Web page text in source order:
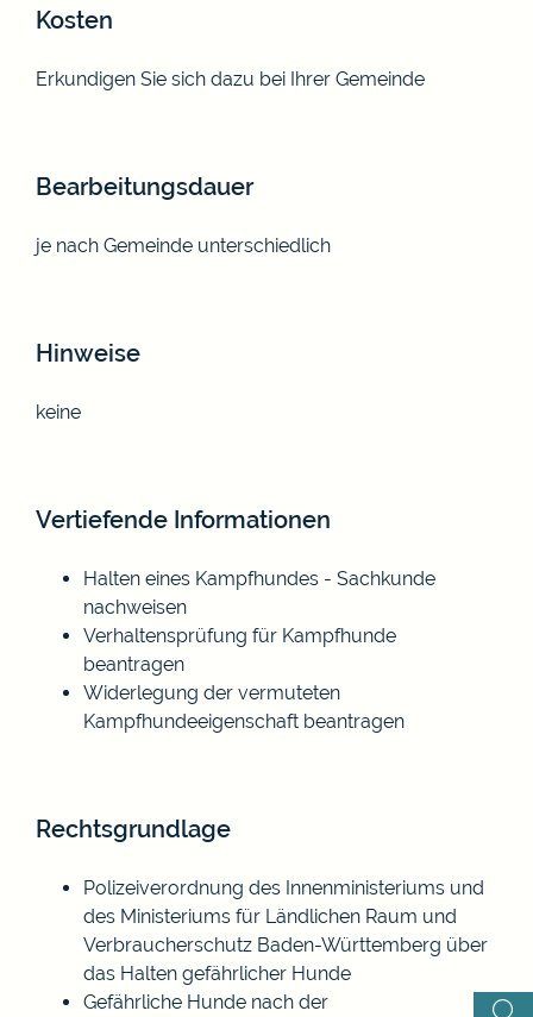
Kosten
Erkundigen Sie sich dazu bei Ihrer Gemeinde
Bearbeitungsdauer
je nach Gemeinde unterschiedlich
Hinweise
keine
Vertiefende Informationen
Halten eines Kampfhundes - Sachkunde
nachweisen
Verhaltensprüfung für Kampfhunde
beantragen
Widerlegung der vermuteten
Kampfhundeeigenschaft beantragen
Rechtsgrundlage
Polizeiverordnung des Innenministeriums und
des Ministeriums für Ländlichen Raum und
Verbraucherschutz Baden-Württemberg über
das Halten gefährlicher Hunde
Gefährliche Hunde nach der